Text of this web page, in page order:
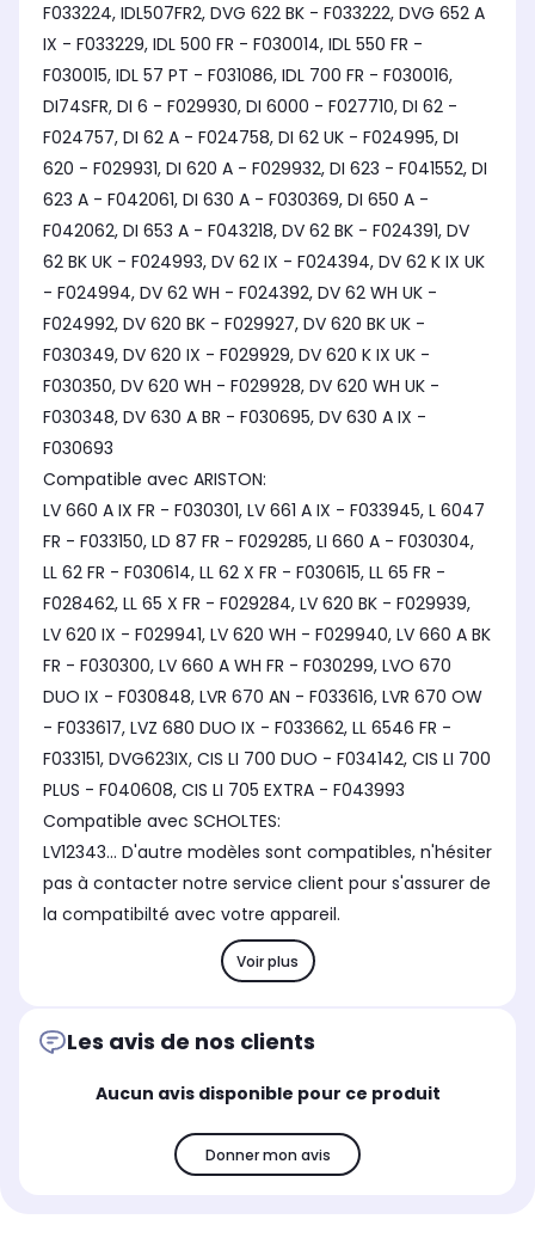
F033224, IDL507FR2, DVG 622 BK - F033222, DVG 652 A
IX - F033229, IDL 500 FR - F030014, IDL 550 FR -
F030015, IDL 57 PT - F031086, IDL 700 FR - F030016,
DI74SFR, DI 6 - F029930, DI 6000 - F027710, DI 62 -
F024757, DI 62 A - F024758, DI 62 UK - F024995, DI
620 - F029931, DI 620 A - F029932, DI 623 - F041552, DI
623 A - F042061, DI 630 A - F030369, DI 650 A -
F042062, DI 653 A - F043218, DV 62 BK - F024391, DV
62 BK UK - F024993, DV 62 IX - F024394, DV 62 K IX UK
- F024994, DV 62 WH - F024392, DV 62 WH UK -
F024992, DV 620 BK - F029927, DV 620 BK UK -
F030349, DV 620 IX - F029929, DV 620 K IX UK -
F030350, DV 620 WH - F029928, DV 620 WH UK -
F030348, DV 630 A BR - F030695, DV 630 A IX -
F030693
Compatible avec ARISTON:
LV 660 A IX FR - F030301, LV 661 A IX - F033945, L 6047
FR - F033150, LD 87 FR - F029285, LI 660 A - F030304,
LL 62 FR - F030614, LL 62 X FR - F030615, LL 65 FR -
F028462, LL 65 X FR - F029284, LV 620 BK - F029939,
LV 620 IX - F029941, LV 620 WH - F029940, LV 660 A BK
FR - F030300, LV 660 A WH FR - F030299, LVO 670
DUO IX - F030848, LVR 670 AN - F033616, LVR 670 OW
- F033617, LVZ 680 DUO IX - F033662, LL 6546 FR -
F033151, DVG623IX, CIS LI 700 DUO - F034142, CIS LI 700
PLUS - F040608, CIS LI 705 EXTRA - F043993
Compatible avec SCHOLTES:
LV12343... D'autre modèles sont compatibles, n'hésiter
pas à contacter notre service client pour s'assurer de
la compatibilté avec votre appareil.
Voir plus
Les avis de nos clients
Aucun avis disponible pour ce produit
Donner mon avis